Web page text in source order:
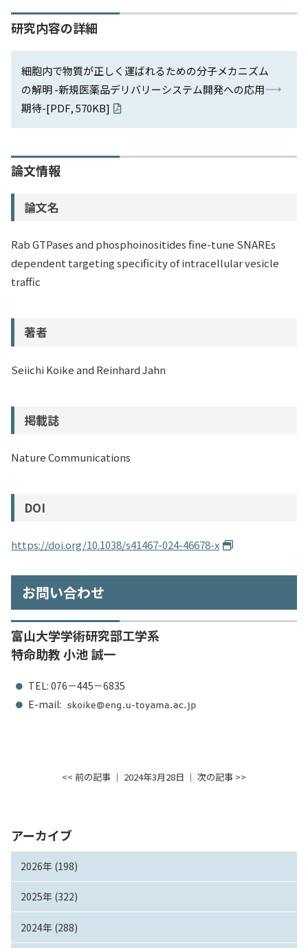
アーカイブ
2026年 (198)
2025年 (322)
2024年 (288)
研究内容の詳細
細胞内で物質が正しく運ばれるための分子メカニズム
の解明 -新規医薬品デリバリーシステム開発への応用
期待-[PDF, 570KB]
論文情報
論文名
Rab GTPases and phosphoinositides fine-tune SNAREs
dependent targeting specificity of intracellular vesicle
traffic
著者
Seiichi Koike and Reinhard Jahn
掲載誌
Nature Communications
DOI
https://doi.org/10.1038/s41467-024-46678-x
お問い合わせ
富山大学学術研究部工学系
特命助教 小池 誠一
TEL: 076－445－6835
E-mail:
<< 前の記事 │ 2024年3月28日 │ 次の記事 >>